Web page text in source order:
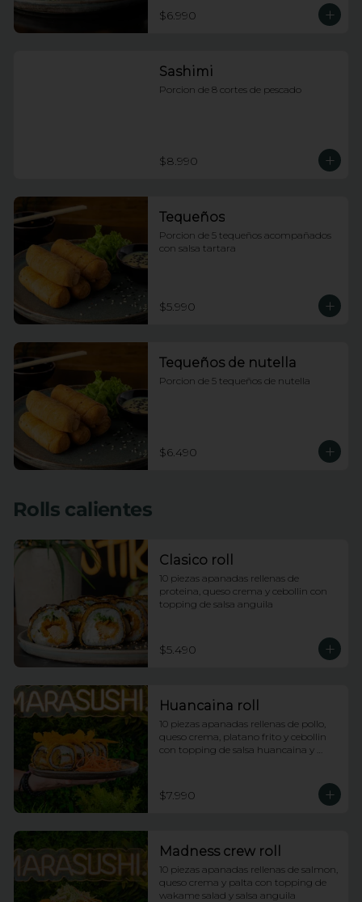
$6.990
Sashimi
Porcion de 8 cortes de pescado
$8.990
Tequeños
Porcion de 5 tequeños acompañados
con salsa tartara
$5.990
Tequeños de nutella
Porcion de 5 tequeños de nutella
$6.490
Rolls calientes
Clasico roll
10 piezas apanadas rellenas de
proteina, queso crema y cebollin con
topping de salsa anguila
$5.490
Huancaina roll
10 piezas apanadas rellenas de pollo,
queso crema, platano frito y cebollin
con topping de salsa huancaina y
$7.990
Madness crew roll
10 piezas apanadas rellenas de salmon,
queso crema y palta con topping de
wakame salad y salsa anguila